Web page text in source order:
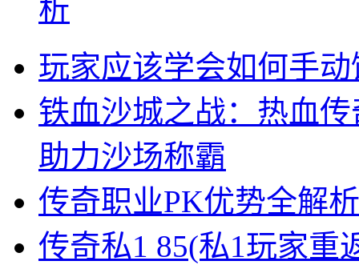
析
玩家应该学会如何手
铁血沙城之战：热血
助力沙场称霸
传奇职业PK优势全解
传奇私1 85(私1玩家重